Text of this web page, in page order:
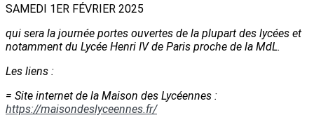
SAMEDI 1ER FÉVRIER 2025
qui sera la journée portes ouvertes de la plupart des lycées et
notamment du Lycée Henri IV de Paris proche de la MdL.
Les liens :
= Site internet de la Maison des Lycéennes :
https://maisondeslyceennes.fr/